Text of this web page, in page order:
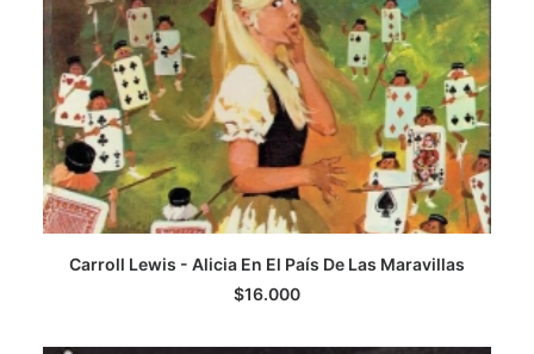
CONTACTO
LOGIN / REGISTER
CART
LEER MÁS
Carroll Lewis - Alicia En El País De Las Maravillas
$16.000